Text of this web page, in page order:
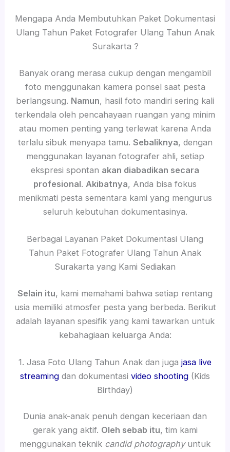
Mengapa Anda Membutuhkan Paket Dokumentasi
Ulang Tahun Paket Fotografer Ulang Tahun Anak
Surakarta ?
Banyak orang merasa cukup dengan mengambil
foto menggunakan kamera ponsel saat pesta
berlangsung. Namun, hasil foto mandiri sering kali
terkendala oleh pencahayaan ruangan yang minim
atau momen penting yang terlewat karena Anda
terlalu sibuk menyapa tamu. Sebaliknya, dengan
menggunakan layanan fotografer ahli, setiap
ekspresi spontan akan diabadikan secara
profesional. Akibatnya, Anda bisa fokus
menikmati pesta sementara kami yang mengurus
seluruh kebutuhan dokumentasinya.
Berbagai Layanan Paket Dokumentasi Ulang
Tahun Paket Fotografer Ulang Tahun Anak
Surakarta yang Kami Sediakan
Selain itu, kami memahami bahwa setiap rentang
usia memiliki atmosfer pesta yang berbeda. Berikut
adalah layanan spesifik yang kami tawarkan untuk
kebahagiaan keluarga Anda:
1. Jasa Foto Ulang Tahun Anak dan juga jasa live
streaming dan dokumentasi video shooting (Kids
Birthday)
Dunia anak-anak penuh dengan keceriaan dan
gerak yang aktif. Oleh sebab itu, tim kami
menggunakan teknik candid photographyuntuk